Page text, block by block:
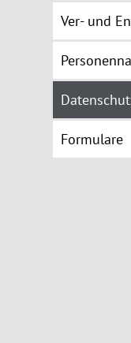
Ver- und
Formulare